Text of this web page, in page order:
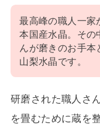
最高峰の職人一家
本国産水晶。その
んが磨きのお手
山梨水晶です。
研磨された職人さ
を畳むために蔵を